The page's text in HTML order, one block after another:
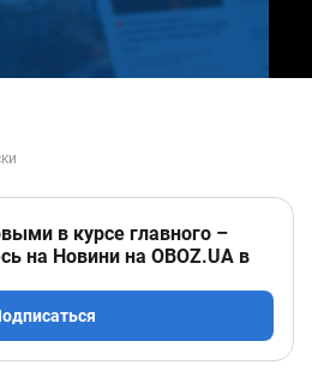
в курсе главного –
на Новини на OBOZ.UA в